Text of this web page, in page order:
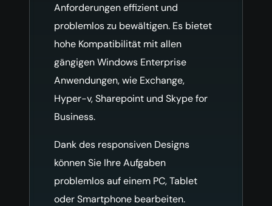
Anforderungen effizient und
problemlos zu bewältigen. Es bietet
hohe Kompatibilität mit allen
gängigen Windows Enterprise
Anwendungen, wie Exchange,
Hyper-v, Sharepoint und Skype for
Business.
Dank des responsiven Designs
können Sie Ihre Aufgaben
problemlos auf einem PC, Tablet
oder Smartphone bearbeiten.